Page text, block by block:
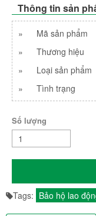
Thông tin sản
» Mã sản phẩm
»
Thương hiệu
»
Loại sản phẩm
»
Tình trạng
Số lượng
Tags: Bảo hộ lao